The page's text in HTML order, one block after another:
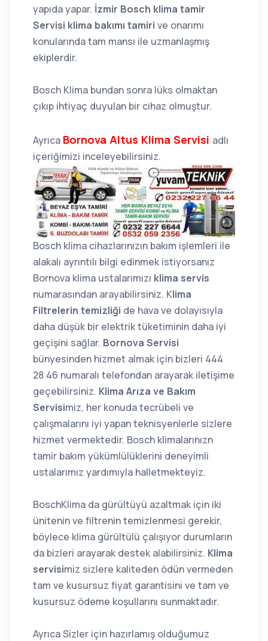
yapıda yapar. İzmir Bosch klima tamir
Servisi klima bakımı tamiri ve onarımı
konularında tam mansı ile uzmanlaşmış
ekiplerdir.
Bosch Klima bundan sonra lüks olmaktan
çıkıp ihtiyaç duyulan bir cihaz olmuştur.
Ayrıca Bornova Altus Klima Servisi adlı
içeriğimizi inceleyebilirsiniz.
Bosch klima cihazlarınızın bakım işlemleri ile
alakalı ayrıntılı bilgi edinmek istiyorsanız
Bornova klima ustalarımızı klima servis
numarasından arayabilirsiniz. Klima
Filtrelerin temizliği de hava ve dolayısıyla
daha düşük bir elektrik tüketiminin daha iyi
geçişini sağlar. Bornova Servisi
bünyesinden hizmet almak için bizleri 444
28 46 numaralı telefondan arayarak iletişime
geçebilirsiniz. Klima Arıza ve Bakım
Servisimiz, her konuda tecrübeli ve
çalışmalarını iyi yapan teknisyenlerle sizlere
hizmet vermektedir. Bosch klimalarınızn
tamir bakım yükümlülüklerini deneyimli
ustalarımız yardımıyla halletmekteyiz.
BoschKlima da gürültüyü azaltmak için iki
ünitenin ve filtrenin temizlenmesi gerekir,
böylece klima gürültülü çalışıyor durumların
da bizleri arayarak destek alabilirsiniz. Klima
servisimiz sizlere kaliteden ödün vermeden
tam ve kusursuz fiyat garantisini ve tam ve
kusursuz ödeme koşullarını sunmaktadır.
Ayrıca Sizler için hazırlamış olduğumuz